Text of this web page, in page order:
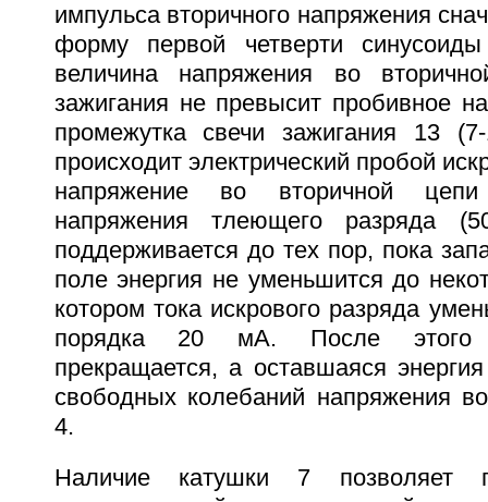
импульса вторичного напряжения
форму первой четверти
величина напряжения во
зажигания не превысит пробивное
промежутка свечи зажигания 13
происходит электрический пробой
напряжение во вторичной
напряжения тлеющего разряда
поддерживается до тех пор, пока
поле энергия не уменьшится до
котором тока искрового разряда
порядка 20 мА. После этого
прекращается, а оставшаяся
свободных колебаний напряжения
4.
Наличие катушки 7 позволяет